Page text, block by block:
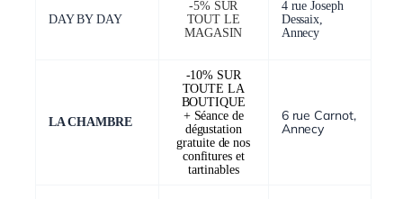
DAY BY DAY
-5% SUR
TOUT LE
MAGASIN
4 rue Joseph
Dessaix,
Annecy
LA CHAMBRE
-10% SUR
TOUTE LA
BOUTIQUE
+ Séance de
dégustation
gratuite de nos
confitures et
tartinables
6 rue Carnot,
Annecy